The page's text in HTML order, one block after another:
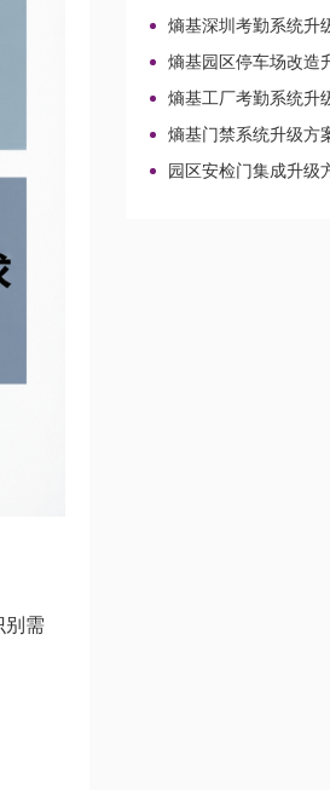
别需
区校园场景的兼容改造
熵基深圳考勤系统升
区与校园场景改造整合
熵基园区停车场改造
面向校园园区的车行出
熵基工厂考勤系统升
区与校园场景兼容改造
熵基门禁系统升级方
校园场景的改造整合路径
园区安检门集成升级